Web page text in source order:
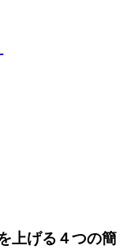
上げる４つの簡